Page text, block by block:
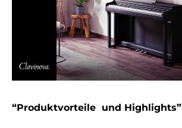
“Produktvorteile und Highlights”